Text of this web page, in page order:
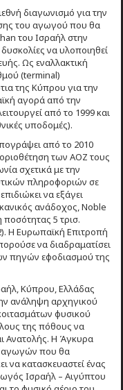
διαγωνισμό για την
του αγωγού που θα
του Ισραήλ στην
να υλοποιηθεί
Ως εναλλακτική
(terminal)
της Κύπρου για την
αγορά από την
από το 1999 και
υποδομές).
από το 2010
των ΑΟΖ τους
σχετικά με την
πληροφοριών σε
να εξάγει
ανάδοχος, Noble
ποσότητας 5 τρισ.
Η Ευρωπαϊκή Επιτροπή
να διαδραματίσει
πηγών εφοδιασμού της
Κύπρου, Ελλάδας
ανάληψη αρχηγικού
φυσικού
της πόθους να
Ανατολής. Η Άγκυρα
αγωγών που θα
να κατασκευαστεί ένας
Ισραήλ – Αιγύπτου